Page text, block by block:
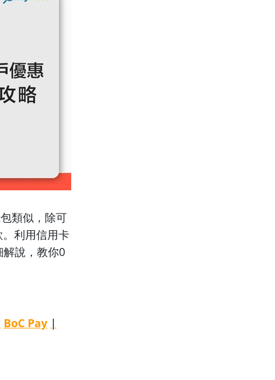
類似，除可
利用信用卡
解說，教你0
BoC Pay |